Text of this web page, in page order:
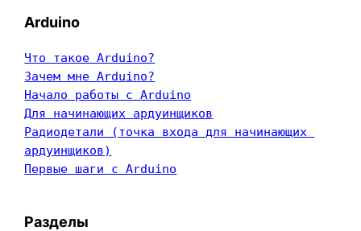
Arduino
Что такое Arduino?
Зачем мне Arduino?
Начало работы с Arduino
Для начинающих ардуинщиков
Радиодетали (точка входа для начинающих
ардуинщиков)
Первые шаги с Arduino
Разделы